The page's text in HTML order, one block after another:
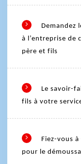
Demandez
à l’entreprise de
père et fils
Le savoir-
fils à votre
Fiez-vous
pour le